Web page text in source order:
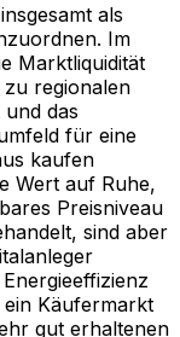
als
Im
Marktliquidität
regionalen
das
für eine
kaufen
Wert auf Ruhe,
Preisniveau
sind aber
Käufermarkt
gut erhaltenen